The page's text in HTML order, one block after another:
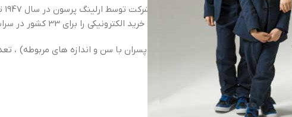
دارد و امکان خرید الکترونیکی را برای 33 کشور در سراسر جهان فراهم کرده است.
براساس دسته بندی (دختران و پسران با سن و اندازه های مربوطه) ،